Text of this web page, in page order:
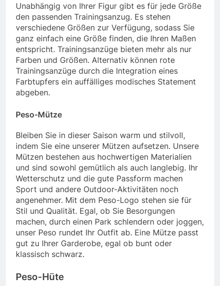
Unabhängig von Ihrer Figur gibt es für jede Größe
den passenden Trainingsanzug. Es stehen
verschiedene Größen zur Verfügung, sodass Sie
ganz einfach eine Größe finden, die Ihren Maßen
entspricht. Trainingsanzüge bieten mehr als nur
Farben und Größen. Alternativ können rote
Trainingsanzüge durch die Integration eines
Farbtupfers ein auffälliges modisches Statement
abgeben.
Peso-Mütze
Bleiben Sie in dieser Saison warm und stilvoll,
indem Sie eine unserer Mützen aufsetzen. Unsere
Mützen bestehen aus hochwertigen Materialien
und sind sowohl gemütlich als auch langlebig. Ihr
Wetterschutz und die gute Passform machen
Sport und andere Outdoor-Aktivitäten noch
angenehmer. Mit dem Peso-Logo stehen sie für
Stil und Qualität. Egal, ob Sie Besorgungen
machen, durch einen Park schlendern oder joggen,
unser Peso rundet Ihr Outfit ab. Eine Mütze passt
gut zu Ihrer Garderobe, egal ob bunt oder
klassisch schwarz.
Peso-Hüte